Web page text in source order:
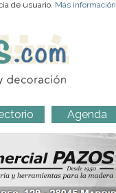
de usuario. Más información
Agenda